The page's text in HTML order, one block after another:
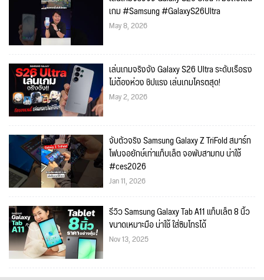
เกม #Samsung #GalaxyS26Ultra
May 8, 2026
เล่นเกมจริงจัง Galaxy S26 Ultra ระดับเรือธง
ไม่ต้องห่วง ชิปแรง เล่นเกมโครตสุด!
May 2, 2026
จับตัวจริง Samsung Galaxy Z TriFold สมาร์ท
โฟนจอยักษ์เท่าแท็บเล็ต จอพับสามทบ น่าใช้
#ces2026
Jan 11, 2026
รีวิว Samsung Galaxy Tab A11 แท็บเล็ต 8 นิ้ว
ขนาดเหมาะมือ น่าใช้ ใส่ซิมโทรได้
Nov 13, 2025